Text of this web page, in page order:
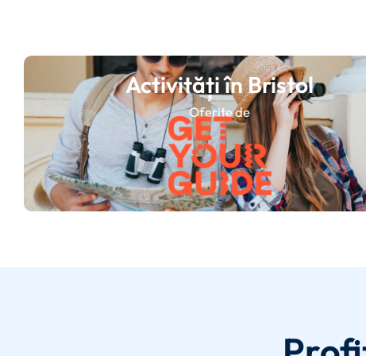
Activități în Bristol
Oferite de